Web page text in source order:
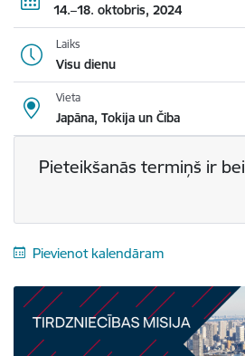
14.–18. oktobris, 2024
Laiks
Visu dienu
Vieta
Japāna, Tokija un Čiba
Pieteikšanās termiņš ir
Pievienot kalendāram